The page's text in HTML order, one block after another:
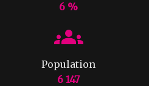
6 %
Population
6 147